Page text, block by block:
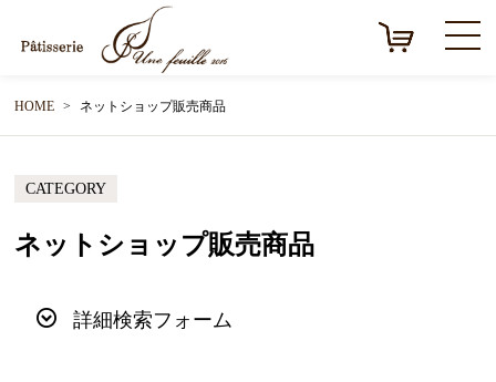
HOME ネットショップ販売商品
CATEGORY
ネットショップ販売商品
詳細検索フォーム